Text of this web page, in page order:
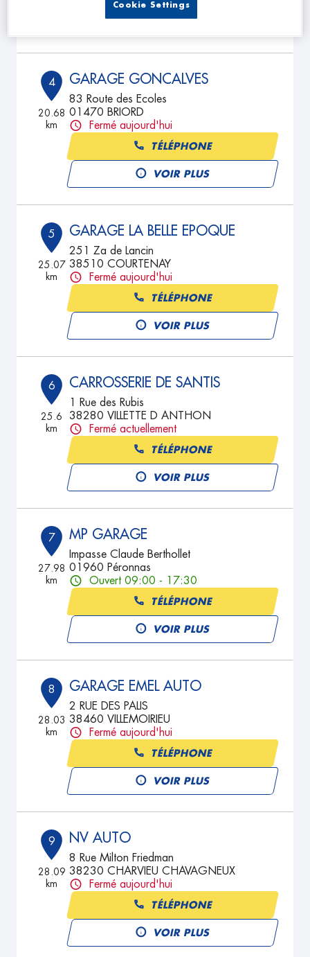
VOIR PLUS
4
20.68
km
GARAGE GONCALVES
83 Route des Ecoles
01470 BRIORD
Fermé aujourd'hui
TÉLÉPHONE
VOIR PLUS
5
25.07
km
GARAGE LA BELLE EPOQUE
251 Za de Lancin
38510 COURTENAY
Fermé aujourd'hui
TÉLÉPHONE
VOIR PLUS
6
25.6
km
CARROSSERIE DE SANTIS
1 Rue des Rubis
38280 VILLETTE D ANTHON
Fermé actuellement
TÉLÉPHONE
VOIR PLUS
7
27.98
km
MP GARAGE
Impasse Claude Berthollet
01960 Péronnas
Ouvert 09:00 - 17:30
TÉLÉPHONE
VOIR PLUS
8
28.03
km
GARAGE EMEL AUTO
2 RUE DES PALIS
38460 VILLEMOIRIEU
Fermé aujourd'hui
TÉLÉPHONE
VOIR PLUS
9
28.09
km
NV AUTO
8 Rue Milton Friedman
38230 CHARVIEU CHAVAGNEUX
Fermé aujourd'hui
TÉLÉPHONE
VOIR PLUS
Cookie Settings